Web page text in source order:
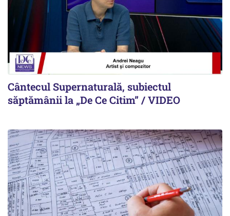
Cântecul Supernaturală, subiectul
săptămânii la „De Ce Citim” / VIDEO